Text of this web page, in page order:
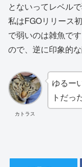
とないってレベルで
私はFGOリリース
で弱いのは雑魚で
ので、逆に印象的な
カトラス
ゆるー
トだっ